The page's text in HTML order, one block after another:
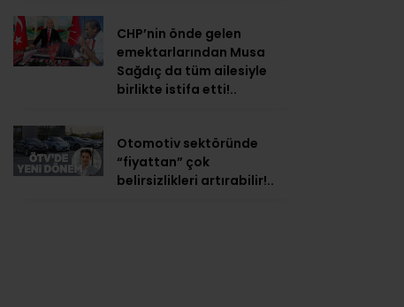
CHP’nin önde gelen
emektarlarından Musa
Sağdıç da tüm ailesiyle
birlikte istifa etti!..
Otomotiv sektöründe
“fiyattan” çok
belirsizlikleri artırabilir!..